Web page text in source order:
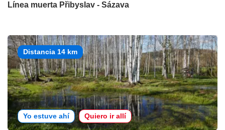
Línea muerta Přibyslav - Sázava
Distancia 14 km
Yo estuve ahí Quiero ir allí